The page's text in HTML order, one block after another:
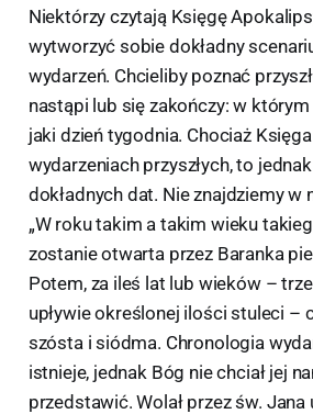
Niektórzy czytają Księgę
wytworzyć sobie dokładny
wydarzeń. Chcieliby poznać
nastąpi lub się zakończy: w
jaki dzień tygodnia. Chociaż
wydarzeniach przyszłych, to
dokładnych dat. Nie znajdziemy w
„W roku takim a takim wieku
zostanie otwarta przez Baranka
Potem, za ileś lat lub wieków –
upływie określonej ilości stuleci –
szósta i siódma. Chronologia
istnieje, jednak Bóg nie chciał jej
przedstawić. Wolał przez św.